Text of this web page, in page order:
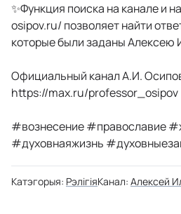
✨Функция поиска на канале и
osipov.ru/ позволяет найти
которые были заданы Алексею
Официальный канал А.И.
https://max.ru/professor_osipov
#вознесение #православие
#духовнаяжизнь
Катэгорыя: РэлігіяКанал: Алексей